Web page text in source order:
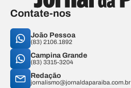
Contate-nos
João Pessoa
(83) 2106.1892
Campina Grande
(83) 3315-3204
Redação
jornalismo@jornaldaparaiba.com.br